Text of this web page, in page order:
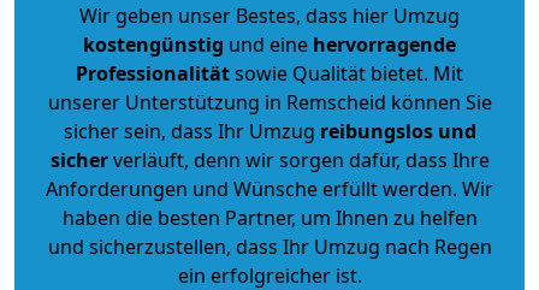
Wir geben unser Bestes, dass hier Umzug
kostengünstig und eine hervorragende
Professionalitätsowie Qualität bietet. Mit
unserer Unterstützung in Remscheid können Sie
sicher sein, dass Ihr Umzug reibungslos und
sicherverläuft, denn wir sorgen dafür, dass Ihre
Anforderungen und Wünsche erfüllt werden. Wir
haben die besten Partner, um Ihnen zu helfen
und sicherzustellen, dass Ihr Umzug nach Regen
ein erfolgreicher ist.